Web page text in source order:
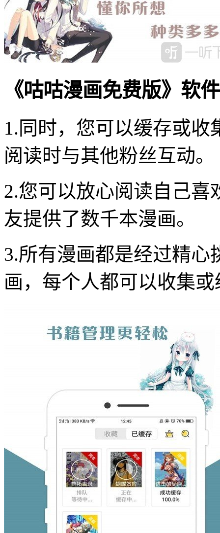
《咕咕漫画免费版》软
1.同时，您可以缓存或
阅读时与其他粉丝互动。
2.您可以放心阅读自己
友提供了数千本漫画。
3.所有漫画都是经过精
画，每个人都可以收集